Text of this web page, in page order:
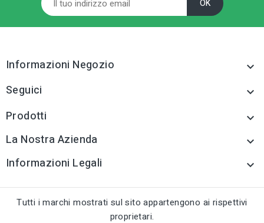
Informazioni Negozio 
Seguici 
Prodotti 
La Nostra Azienda 
Informazioni Legali 
Tutti i marchi mostrati sul sito appartengono ai rispettivi
proprietari.